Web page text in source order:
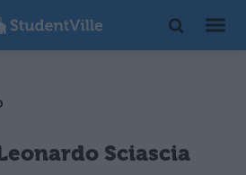
Sciascia